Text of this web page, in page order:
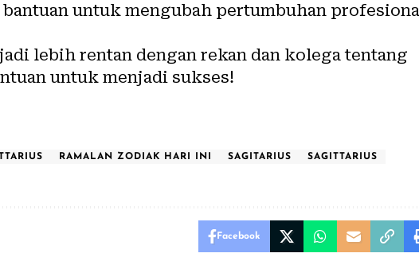
untuk mengubah pertumbuhan
lebih rentan dengan rekan dan kolega tentang
untuk menjadi sukses!
RAMALAN ZODIAK HARI INI SAGITARIUS
SAGITTARIUS
Facebook